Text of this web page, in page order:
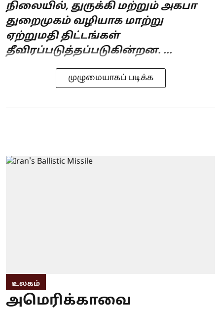
நிலையில், துருக்கி மற்றும் அகபா
துறைமுகம் வழியாக மாற்று
ஏற்றுமதி திட்டங்கள்
தீவிரப்படுத்தப்படுகின்றன. ...
முழுமையாகப் படிக்க
உலகம்
அமெரிக்காவை